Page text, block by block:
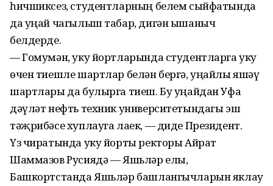
һичшиксез, студентларның белем сыйфатында
да уңай чагылыш табар, дигән ышаныч
белдерде.
— Гомумән, уку йортларында студентларга уку
өчен тиешле шартлар белән бергә, уңайлы яшәү
шартлары да булырга тиеш. Бу уңайдан Уфа
дәүләт нефть техник университетындагы эш
тәҗрибәсе хуплауга лаек, — диде Президент.
Үз чиратында уку йорты ректоры Айрат
Шаммазов Русиядә — Яшьләр елы,
Башкортстанда Яшьләр башлангычларын яклау